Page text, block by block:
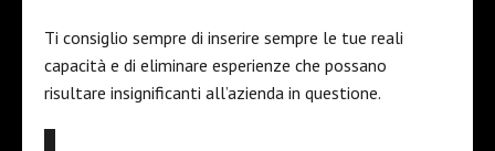
Ti consiglio sempre di inserire sempre le tue reali
capacità e di eliminare esperienze che possano
risultare insignificanti all’azienda in questione.